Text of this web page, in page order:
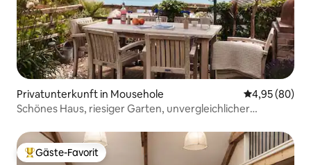
Privatunterkunft in Mousehole
4,95 (80)
Schönes Haus, riesiger Garten, unvergleichlicher
Beliebter Gäste-Favorit.
Gäste-Favorit